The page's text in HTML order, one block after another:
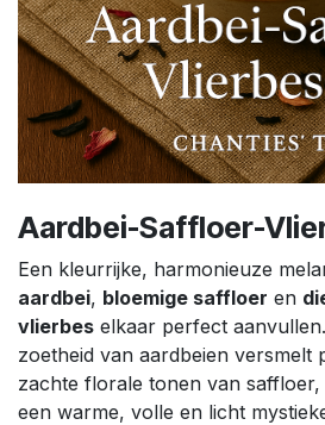
Aardbei-Saffloer-
Een kleurrijke, harmonieuze
aardbei, bloemige saffloer en
vlierbes elkaar perfect
zoetheid van aardbeien versmelt
zachte florale tonen van
een warme, volle en licht